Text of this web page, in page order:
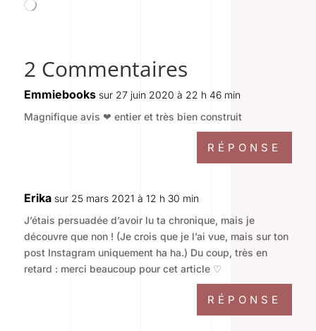
Chargement…
2 Commentaires
Emmiebooks sur 27 juin 2020 à 22 h 46 min
Magnifique avis ❤ entier et très bien construit
RÉPONSE
Erika sur 25 mars 2021 à 12 h 30 min
J’étais persuadée d’avoir lu ta chronique, mais je
découvre que non ! (Je crois que je l’ai vue, mais sur ton
post Instagram uniquement ha ha.) Du coup, très en
retard : merci beaucoup pour cet article ♡
RÉPONSE